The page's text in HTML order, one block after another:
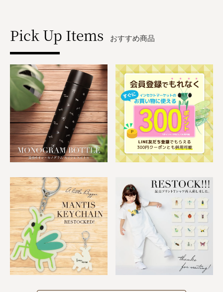
Pick Up Items おすすめ商品